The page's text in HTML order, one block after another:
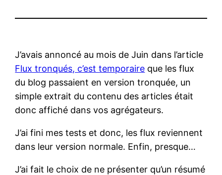
J’avais annoncé au mois de Juin dans l’article
Flux tronqués, c’est temporaire que les flux
du blog passaient en version tronquée, un
simple extrait du contenu des articles était
donc affiché dans vos agrégateurs.
J’ai fini mes tests et donc, les flux reviennent
dans leur version normale. Enfin, presque…
J’ai fait le choix de ne présenter qu’un résumé